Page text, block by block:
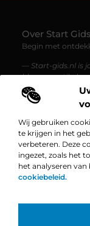
Wij gebruiken
te krijgen in het
verbeteren. Deze
ingezet, zoals het
het analyseren van
cookiebeleid.
Over Start Gids
Begin met
— Start-gids.nl is
blogs en artikelen
iets nieuws te
Onze